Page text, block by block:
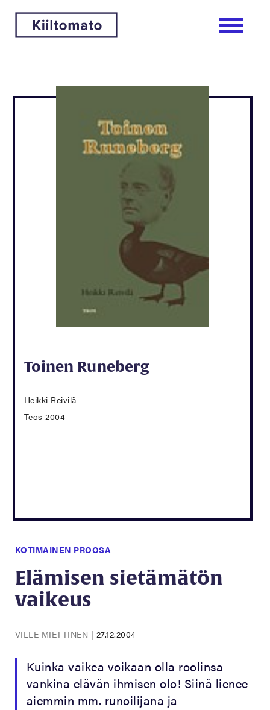
Toinen Runeberg
Heikki Reivilä
Teos 2004
KOTIMAINEN PROOSA
Elämisen sietämätön
vaikeus
VILLE MIETTINEN | 27.12.2004
Kuinka vaikea voikaan olla roolinsa
vankina elävän ihmisen olo! Siinä lienee
aiemmin mm. runoilijana ja